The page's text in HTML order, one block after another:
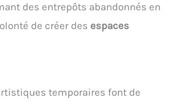
des entrepôts abandonnés en
de créer des espaces
temporaires font de